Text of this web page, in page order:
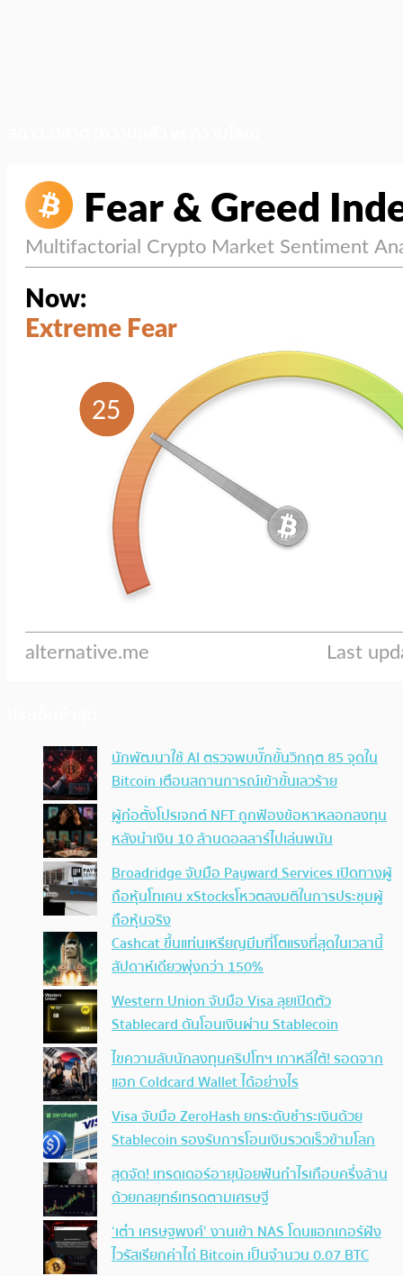
นักพัฒนาใช้ AI ตรวจพบบั๊กขั้นวิกฤต 85 จุดใน
Bitcoin เตือนสถานการณ์เข้าขั้นเลวร้าย
ผู้ก่อตั้งโปรเจกต์ NFT ถูกฟ้องข้อหาหลอกลงทุน
หลังนำเงิน 10 ล้านดอลลาร์ไปเล่นพนัน
Broadridge จับมือ Payward Services เปิดทางผู้
ถือหุ้นโทเคน xStocksโหวตลงมติในการประชุมผู้
ถือหุ้นจริง
Cashcat ขึ้นแท่นเหรียญมีมที่โตแรงที่สุดในเวลานี้
สัปดาห์เดียวพุ่งกว่า 150%
Western Union จับมือ Visa ลุยเปิดตัว
Stablecard ดันโอนเงินผ่าน Stablecoin
ไขความลับนักลงทุนคริปโทฯ เกาหลีใต้! รอดจาก
แฮก Coldcard Wallet ได้อย่างไร
Visa จับมือ ZeroHash ยกระดับชำระเงินด้วย
Stablecoin รองรับการโอนเงินรวดเร็วข้ามโลก
สุดจัด! เทรดเดอร์อายุน้อยฟันกำไรเกือบครึ่งล้าน
ด้วยกลยุทธ์เทรดตามเศรษฐี
‘เต๋า เศรษฐพงศ์’ งานเข้า NAS โดนแฮกเกอร์ฝัง
ไวรัสเรียกค่าไถ่ Bitcoin เป็นจำนวน 0.07 BTC